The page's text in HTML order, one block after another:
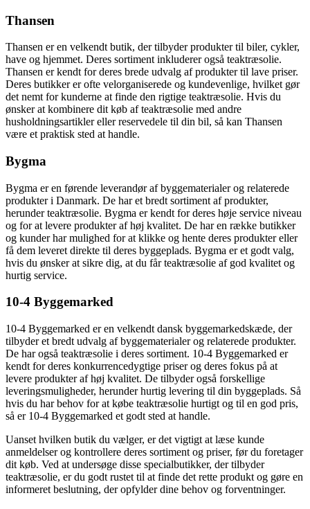
Thansen
Thansen er en velkendt butik, der tilbyder produkter til biler, cykler,
have og hjemmet. Deres sortiment inkluderer også teaktræsolie.
Thansen er kendt for deres brede udvalg af produkter til lave priser.
Deres butikker er ofte velorganiserede og kundevenlige, hvilket gør
det nemt for kunderne at finde den rigtige teaktræsolie. Hvis du
ønsker at kombinere dit køb af teaktræsolie med andre
husholdningsartikler eller reservedele til din bil, så kan Thansen
være et praktisk sted at handle.
Bygma
Bygma er en førende leverandør af byggematerialer og relaterede
produkter i Danmark. De har et bredt sortiment af produkter,
herunder teaktræsolie. Bygma er kendt for deres høje service niveau
og for at levere produkter af høj kvalitet. De har en række butikker
og kunder har mulighed for at klikke og hente deres produkter eller
få dem leveret direkte til deres byggeplads. Bygma er et godt valg,
hvis du ønsker at sikre dig, at du får teaktræsolie af god kvalitet og
hurtig service.
10-4 Byggemarked
10-4 Byggemarked er en velkendt dansk byggemarkedskæde, der
tilbyder et bredt udvalg af byggematerialer og relaterede produkter.
De har også teaktræsolie i deres sortiment. 10-4 Byggemarked er
kendt for deres konkurrencedygtige priser og deres fokus på at
levere produkter af høj kvalitet. De tilbyder også forskellige
leveringsmuligheder, herunder hurtig levering til din byggeplads. Så
hvis du har behov for at købe teaktræsolie hurtigt og til en god pris,
så er 10-4 Byggemarked et godt sted at handle.
Uanset hvilken butik du vælger, er det vigtigt at læse kunde
anmeldelser og kontrollere deres sortiment og priser, før du foretager
dit køb. Ved at undersøge disse specialbutikker, der tilbyder
teaktræsolie, er du godt rustet til at finde det rette produkt og gøre en
informeret beslutning, der opfylder dine behov og forventninger.